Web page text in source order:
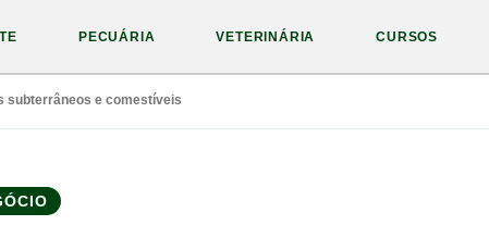
PECUÁRIA VETERINÁRIA CURSOS
subterrâneos e comestíveis